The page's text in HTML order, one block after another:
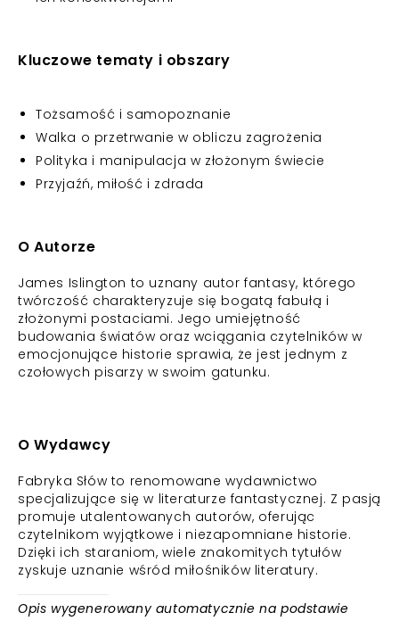
Kluczowe tematy i obszary
Tożsamość i samopoznanie
Walka o przetrwanie w obliczu zagrożenia
Polityka i manipulacja w złożonym świecie
Przyjaźń, miłość i zdrada
O Autorze
James Islington to uznany autor fantasy, którego
twórczość charakteryzuje się bogatą fabułą i
złożonymi postaciami. Jego umiejętność
budowania światów oraz wciągania czytelników w
emocjonujące historie sprawia, że jest jednym z
czołowych pisarzy w swoim gatunku.
O Wydawcy
Fabryka Słów to renomowane wydawnictwo
specjalizujące się w literaturze fantastycznej. Z pasją
promuje utalentowanych autorów, oferując
czytelnikom wyjątkowe i niezapomniane historie.
Dzięki ich staraniom, wiele znakomitych tytułów
zyskuje uznanie wśród miłośników literatury.
Opis wygenerowany automatycznie na podstawie